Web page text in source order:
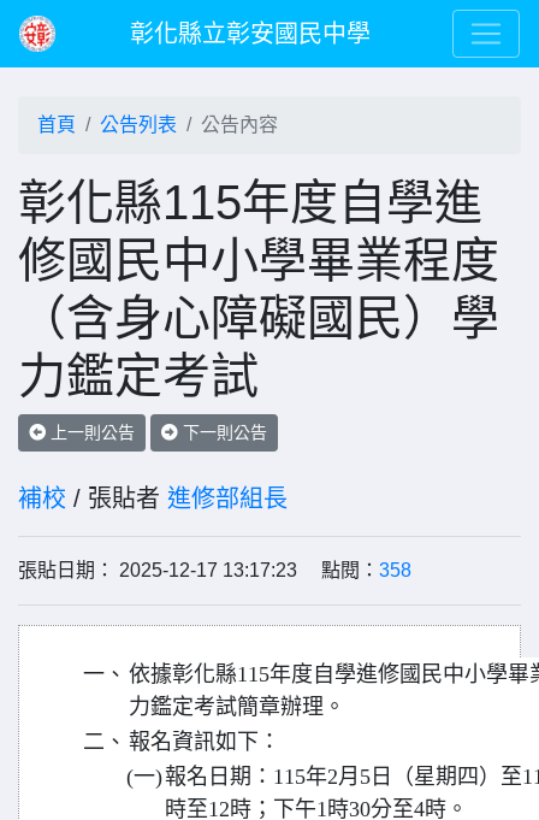
彰化縣立彰安國民中學
首頁 公告列表 公告內容
彰化縣115年度自學進
修國民中小學畢業程度
（含身心障礙國民）學
力鑑定考試
上一則公告 下一則公告
補校 / 張貼者 進修部組長
張貼日期： 2025-12-17 13:17:23 點閱： 358
一、 依據彰化縣115年度自學進修國民中小學
力鑑定考試簡章辦理。
二、 報名資訊如下：
(一)報名日期：115年2月5日（星期四）至
時至12時；下午1時30分至4時。